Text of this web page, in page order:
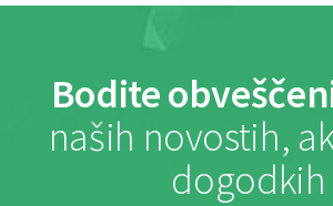
Bodite
naših novostih,
dogodkih